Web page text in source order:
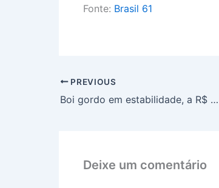
Fonte: Brasil 61
PREVIOUS
Boi gordo em estabilidade, a R$ 306,10
Deixe um comentário